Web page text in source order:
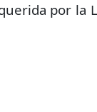
por la